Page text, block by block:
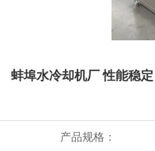
蚌埠水冷却机厂 性能稳定
产品规格：